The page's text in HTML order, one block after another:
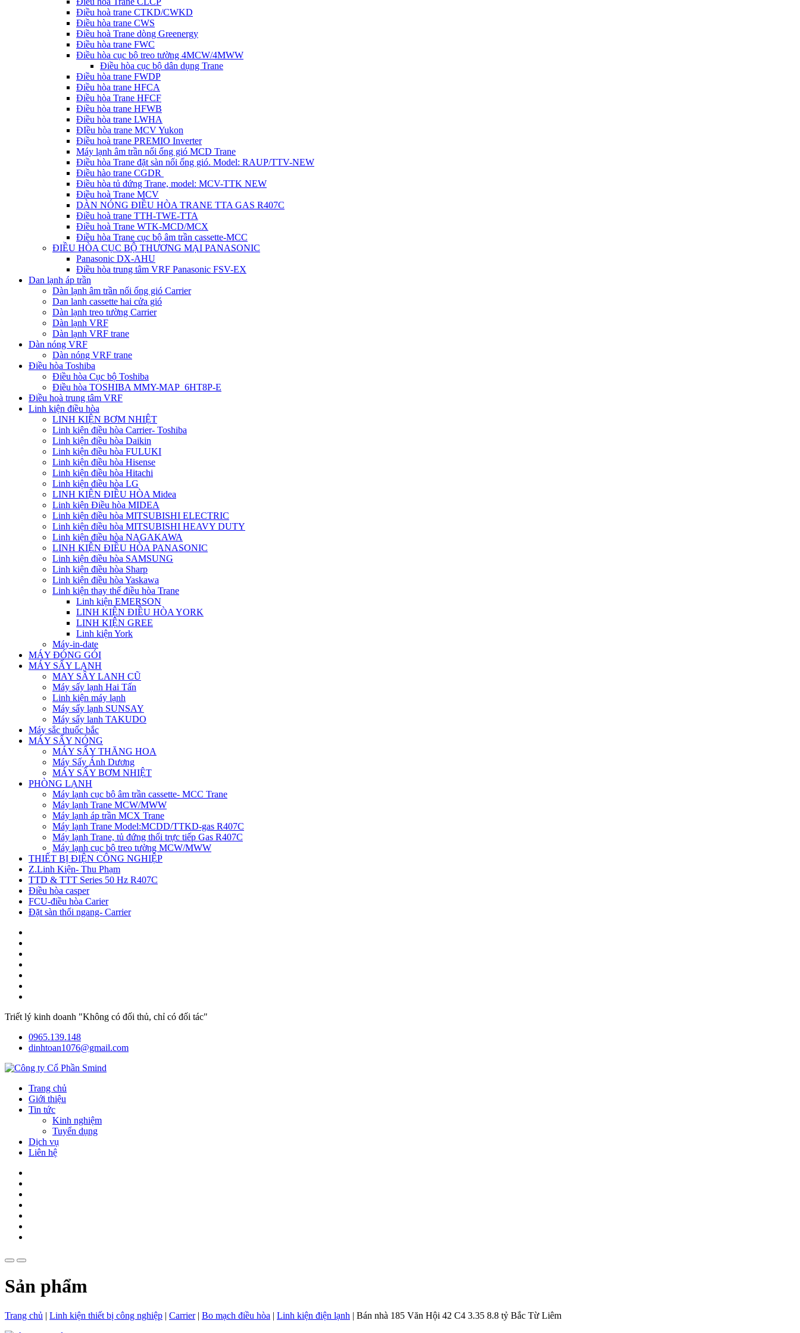
Điều hoà trane CTKD/CWKD
Điều hòa trane CWS
Điều hoà Trane dòng Greenergy
Điều hòa trane FWC
Điều hòa cục bộ treo tường 4MCW/4MWW
Điều hòa cục bộ dân dụng Trane
Điều hòa trane FWDP
Điều hòa trane HFCA
Điều hòa Trane HFCF
Điều hòa trane HFWB
Điều hòa trane LWHA
ĐIều hòa trane MCV Yukon
Điều hoà trane PREMIO Inverter
Máy lạnh âm trần nối ống gió MCD Trane
Điều hòa Trane đặt sàn nối ống gió. Model: RAUP/TTV-NEW
Điều hào trane CGDR
Điều hòa tủ đứng Trane, model: MCV-TTK NEW
Điều hoà Trane MCV
DÀN NÓNG ĐIỀU HÒA TRANE TTA GAS R407C
Điều hoà trane TTH-TWE-TTA
Điều hoà Trane WTK-MCD/MCX
Điều hòa Trane cục bộ âm trần cassette-MCC
ĐIỀU HÒA CỤC BỘ THƯƠNG MẠI PANASONIC
Panasonic DX-AHU
Điều hòa trung tâm VRF Panasonic FSV-EX
Dan lạnh áp trần
Dàn lạnh âm trần nối ống gió Carrier
Dan lanh cassette hai cửa gió
Dàn lạnh treo tường Carrier
Dàn lạnh VRF
Dàn lạnh VRF trane
Dàn nóng VRF
Dàn nóng VRF trane
Điều hòa Toshiba
Điều hòa Cục bộ Toshiba
Điều hòa TOSHIBA MMY-MAP_6HT8P-E
Điều hoà trung tâm VRF
Linh kiện điều hòa
LINH KIỆN BƠM NHIỆT
Linh kiện điều hòa Carrier- Toshiba
Linh kiện điều hòa Daikin
Linh kiện điều hòa FULUKI
Linh kiện điều hòa Hisense
Linh kiện điều hòa Hitachi
Linh kiện điều hòa LG
LINH KIỆN ĐIỀU HÒA Midea
Linh kiện Điều hòa MIDEA
Linh kiện điều hòa MITSUBISHI ELECTRIC
Linh kiện điều hòa MITSUBISHI HEAVY DUTY
Linh kiện điều hòa NAGAKAWA
LINH KIỆN ĐIỀU HÒA PANASONIC
Linh kiện điều hòa SAMSUNG
Linh kiện điều hòa Sharp
Linh kiện điều hòa Yaskawa
Linh kiện thay thế điều hòa Trane
Linh kiện EMERSON
LINH KIỆN ĐIỀU HÒA YORK
LINH KIỆN GREE
Linh kiện York
Máy-in-date
MÁY ĐÓNG GÓI
MÁY SẤY LẠNH
MAY SÂY LANH CŨ
Máy sấy lạnh Hai Tấn
Linh kiện máy lạnh
Máy sấy lạnh SUNSAY
Máy sấy lanh TAKUDO
Máy sắc thuốc bắc
MÁY SẤY NÓNG
MÁY SẤY THĂNG HOA
Máy Sấy Ánh Dương
MÁY SẤY BƠM NHIỆT
PHÒNG LẠNH
Máy lạnh cục bộ âm trần cassette- MCC Trane
Máy lạnh Trane MCW/MWW
Máy lạnh áp trần MCX Trane
Máy lạnh Trane Model:MCDD/TTKD-gas R407C
Máy lạnh Trane, tủ đứng thổi trực tiếp Gas R407C
Máy lạnh cục bộ treo tường MCW/MWW
THIẾT BỊ ĐIỆN CÔNG NGHIỆP
Z.Linh Kiện- Thu Phạm
TTD & TTT Series 50 Hz R407C
Điều hòa casper
FCU-điều hòa Carier
Đặt sàn thổi ngang- Carrier
Triết lý kinh doanh "Không có đối thủ, chỉ có đối tác"
0965.139.148
dinhtoan1076@gmail.com
Trang chủ
Giới thiệu
Tin tức
Kinh nghiệm
Tuyển dụng
Dịch vụ
Liên hệ
Sản phẩm
Trang chủ | Linh kiện thiết bị công nghiệp | Carrier| Bo mạch điều hòa | Linh kiện điện lạnh | Bán nhà 185 Văn Hội 42 C4 3.35 8.8 tỷ Bắc Từ Liêm